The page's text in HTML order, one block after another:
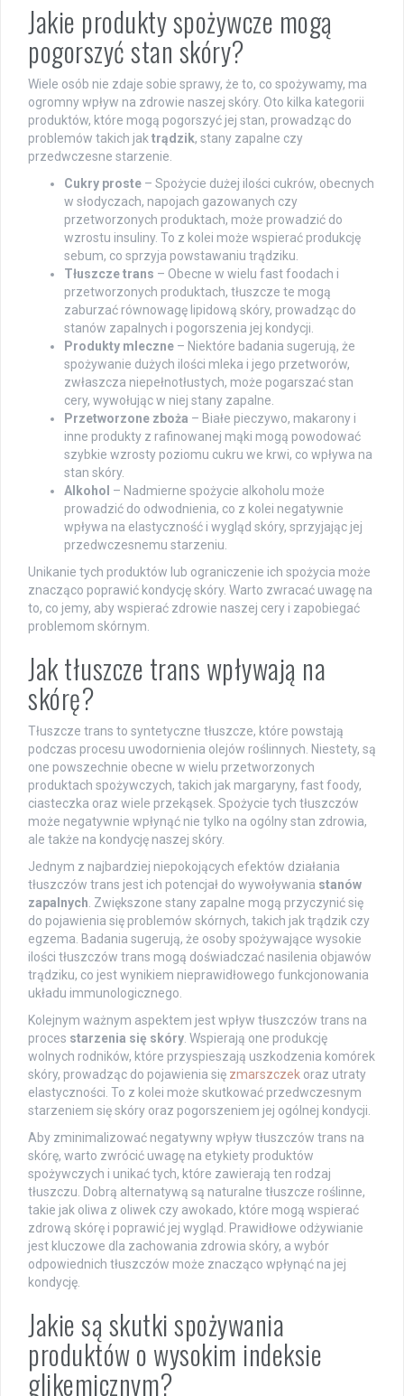
Jakie produkty spożywcze mogą
pogorszyć stan skóry?
Wiele osób nie zdaje sobie sprawy, że to, co spożywamy, ma
ogromny wpływ na zdrowie naszej skóry. Oto kilka kategorii
produktów, które mogą pogorszyć jej stan, prowadząc do
problemów takich jaktrądzik, stany zapalne czy
przedwczesne starzenie.
Cukry proste – Spożycie dużej ilości cukrów, obecnych
w słodyczach, napojach gazowanych czy
przetworzonych produktach, może prowadzić do
wzrostu insuliny. To z kolei może wspierać produkcję
sebum, co sprzyja powstawaniu trądziku.
Tłuszcze trans – Obecne w wielu fast foodach i
przetworzonych produktach, tłuszcze te mogą
zaburzać równowagę lipidową skóry, prowadząc do
stanów zapalnych i pogorszenia jej kondycji.
Produkty mleczne – Niektóre badania sugerują, że
spożywanie dużych ilości mleka i jego przetworów,
zwłaszcza niepełnotłustych, może pogarszać stan
cery, wywołując w niej stany zapalne.
Przetworzone zboża – Białe pieczywo, makarony i
inne produkty z rafinowanej mąki mogą powodować
szybkie wzrosty poziomu cukru we krwi, co wpływa na
stan skóry.
Alkohol – Nadmierne spożycie alkoholu może
prowadzić do odwodnienia, co z kolei negatywnie
wpływa na elastyczność i wygląd skóry, sprzyjając jej
przedwczesnemu starzeniu.
Unikanie tych produktów lub ograniczenie ich spożycia może
znacząco poprawić kondycję skóry. Warto zwracać uwagę na
to, co jemy, aby wspierać zdrowie naszej cery i zapobiegać
problemom skórnym.
Jak tłuszcze trans wpływają na
skórę?
Tłuszcze trans to syntetyczne tłuszcze, które powstają
podczas procesu uwodornienia olejów roślinnych. Niestety, są
one powszechnie obecne w wielu przetworzonych
produktach spożywczych, takich jak margaryny, fast foody,
ciasteczka oraz wiele przekąsek. Spożycie tych tłuszczów
może negatywnie wpłynąć nie tylko na ogólny stan zdrowia,
ale także na kondycję naszej skóry.
Jednym z najbardziej niepokojących efektów działania
tłuszczów trans jest ich potencjał do wywoływania stanów
zapalnych. Zwiększone stany zapalne mogą przyczynić się
do pojawienia się problemów skórnych, takich jak trądzik czy
egzema. Badania sugerują, że osoby spożywające wysokie
ilości tłuszczów trans mogą doświadczać nasilenia objawów
trądziku, co jest wynikiem nieprawidłowego funkcjonowania
układu immunologicznego.
Kolejnym ważnym aspektem jest wpływ tłuszczów trans na
proces starzenia się skóry. Wspierają one produkcję
wolnych rodników, które przyspieszają uszkodzenia komórek
skóry, prowadząc do pojawienia się zmarszczek oraz utraty
elastyczności. To z kolei może skutkować przedwczesnym
starzeniem się skóry oraz pogorszeniem jej ogólnej kondycji.
Aby zminimalizować negatywny wpływ tłuszczów trans na
skórę, warto zwrócić uwagę na etykiety produktów
spożywczych i unikać tych, które zawierają ten rodzaj
tłuszczu. Dobrą alternatywą są naturalne tłuszcze roślinne,
takie jak oliwa z oliwek czy awokado, które mogą wspierać
zdrową skórę i poprawić jej wygląd. Prawidłowe odżywianie
jest kluczowe dla zachowania zdrowia skóry, a wybór
odpowiednich tłuszczów może znacząco wpłynąć na jej
kondycję.
Jakie są skutki spożywania
produktów o wysokim indeksie
glikemicznym?